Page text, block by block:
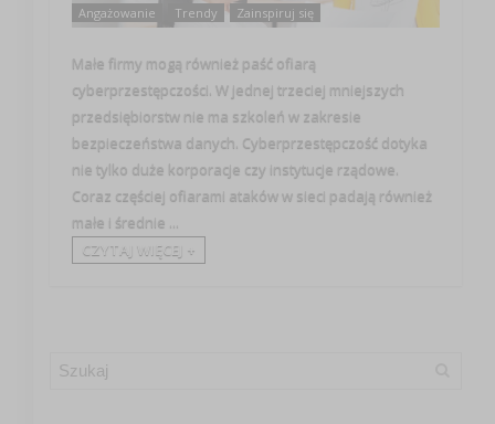
Angażowanie Trendy Zainspiruj się
Małe firmy mogą również paść ofiarą
cyberprzestępczości. W jednej trzeciej mniejszych
przedsiębiorstw nie ma szkoleń w zakresie
bezpieczeństwa danych. Cyberprzestępczość dotyka
nie tylko duże korporacje czy instytucje rządowe.
Coraz częściej ofiarami ataków w sieci padają również
małe i średnie ...
CZYTAJ WIĘCEJ +